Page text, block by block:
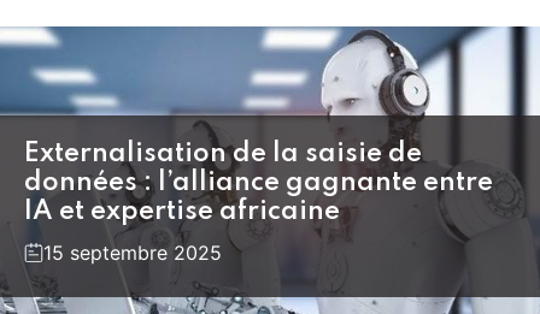
Externalisation de la saisie de
données : l’alliance gagnante entre
IA et expertise africaine
15 septembre 2025